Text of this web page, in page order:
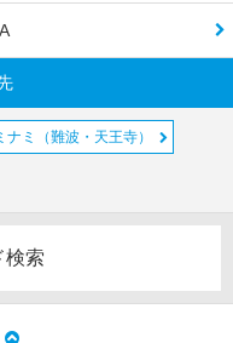
ナミ（難波・天王寺）
検索